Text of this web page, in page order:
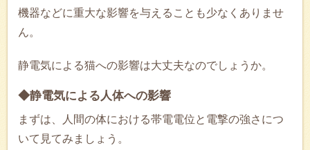
機器などに重大な影響を与えることも少なくありませ
ん。
静電気による猫への影響は大丈夫なのでしょうか。
◆静電気による人体への影響
まずは、人間の体における帯電電位と電撃の強さにつ
いて見てみましょう。